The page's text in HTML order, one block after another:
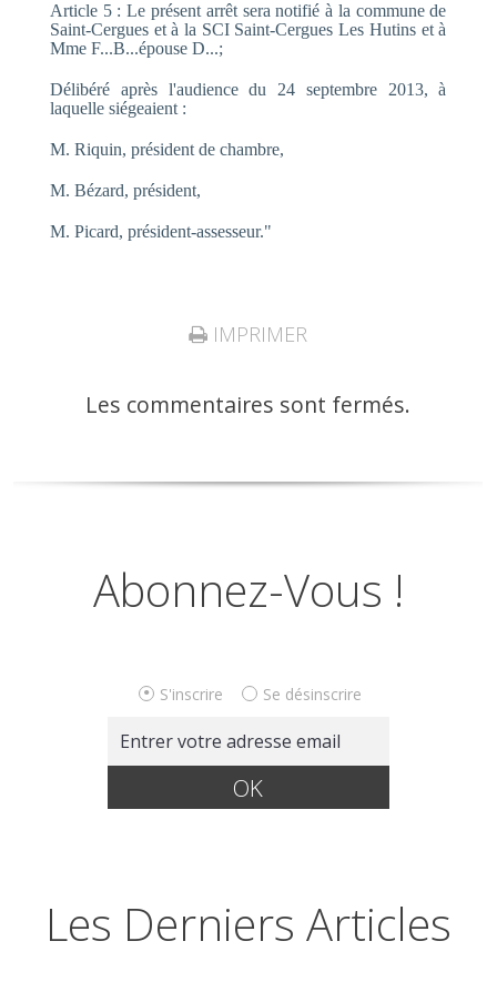
Article 5 : Le présent arrêt sera notifié à la commune de
Saint-Cergues et à la SCI Saint-Cergues Les Hutins et à
Mme F...B...épouse D...;
Délibéré après l'audience du 24 septembre 2013, à
laquelle siégeaient :
M. Riquin, président de chambre,
M. Bézard, président,
M. Picard, président-assesseur."
IMPRIMER
Les commentaires sont fermés.
Abonnez-Vous !
S'inscrire Se désinscrire
Les Derniers Articles